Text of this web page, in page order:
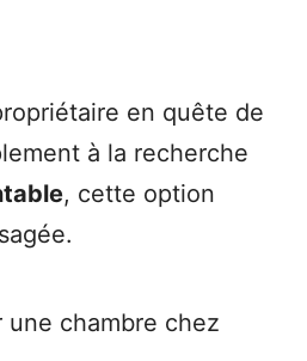
en quête de
à la recherche
, cette option
chambre chez